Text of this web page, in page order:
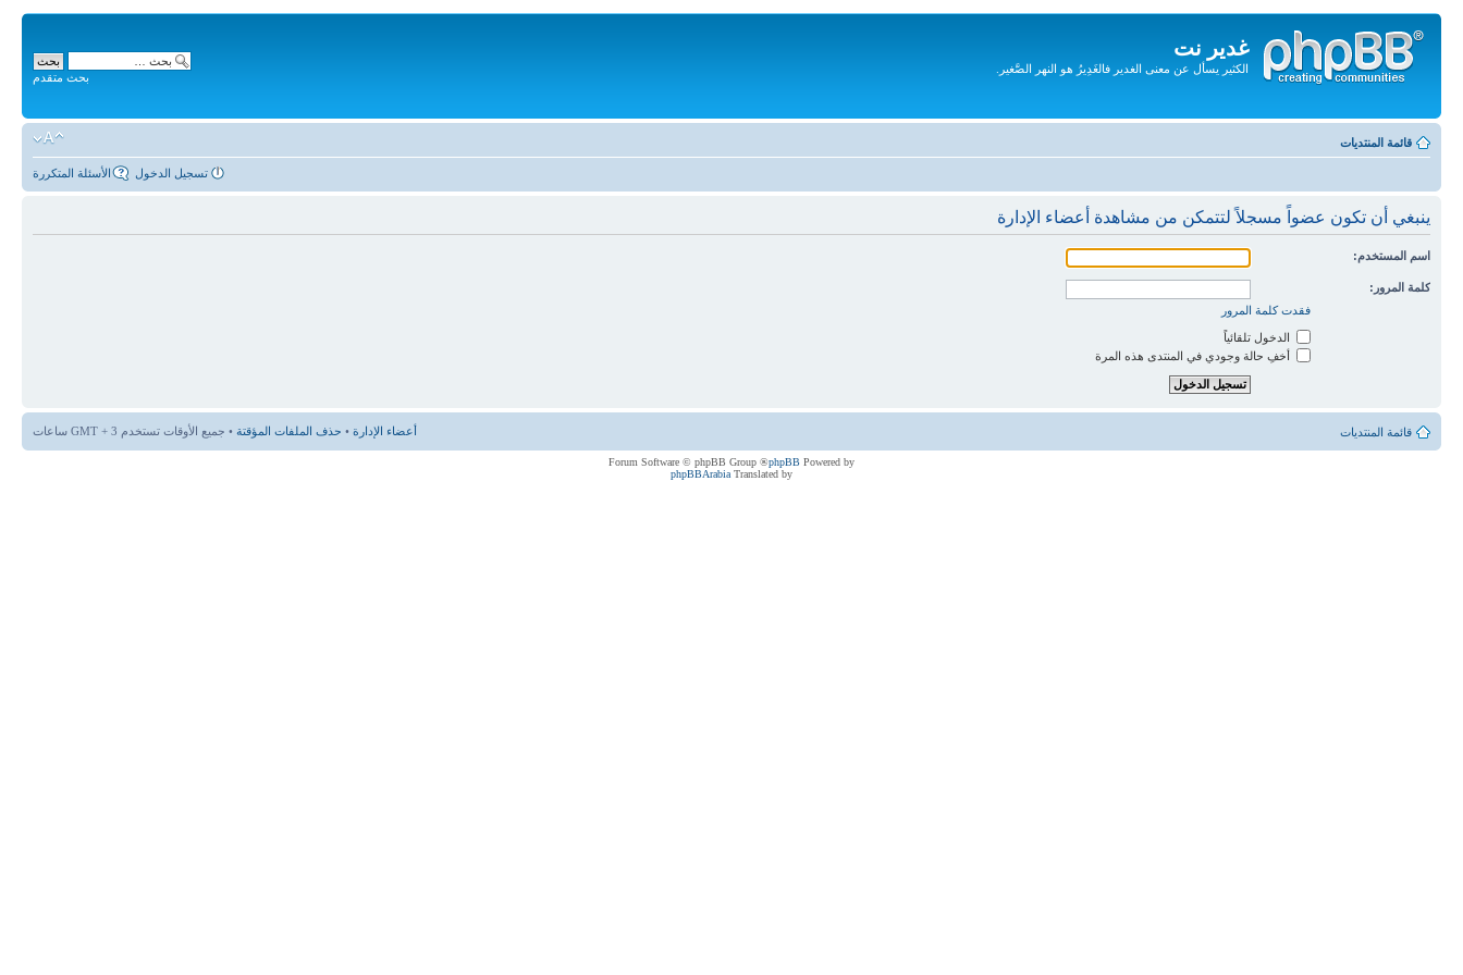
غدير نت
الكثير يسأل عن معنى الغدير فالغَدِيرُ هو النهر الصَّغير.
المحتويات
بحث متقدم
قائمة المنتديات
الأسئلة المتكررة تسجيل الدخول
ينبغي أن تكون عضواً مسجلاً لتتمكن من مشاهدة أعضاء الإدارة
اسم المستخدم:
كلمة المرور:
فقدت كلمة المرور
الدخول تلقائياً
أخفِ حالة وجودي في المنتدى هذه المرة
قائمة المنتديات أعضاء الإدارة • حذف الملفات المؤقتة • جميع الأوقات تستخدم GMT + 3 ساعات
Powered by
phpBB
® Forum Software © phpBB Group
Translated by
phpBBArabia